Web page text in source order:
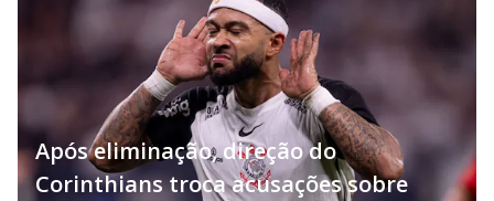
Após eliminação, direção do
Corinthians troca acusações sobre